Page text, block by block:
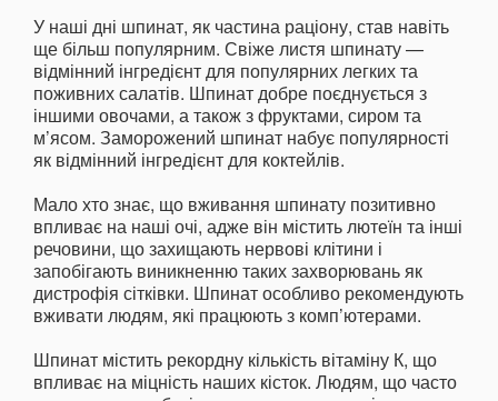
У наші дні шпинат, як частина раціону, став навіть
ще більш популярним. Свіже листя шпинату —
відмінний інгредієнт для популярних легких та
поживних салатів. Шпинат добре поєднується з
іншими овочами, а також з фруктами, сиром та
м’ясом. Заморожений шпинат набує популярності
як відмінний інгредієнт для коктейлів.
Мало хто знає, що вживання шпинату позитивно
впливає на наші очі, адже він містить лютеїн та інші
речовини, що захищають нервові клітини і
запобігають виникненню таких захворювань як
дистрофія сітківки. Шпинат особливо рекомендують
вживати людям, які працюють з комп’ютерами.
Шпинат містить рекордну кількість вітаміну К, що
впливає на міцність наших кісток. Людям, що часто